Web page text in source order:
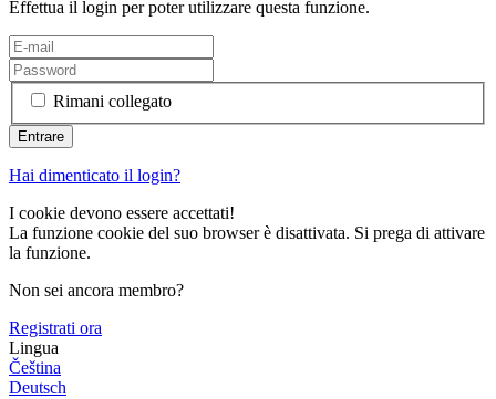
Effettua il login per poter utilizzare questa funzione.
Rimani collegato
Hai dimenticato il login?
I cookie devono essere accettati!
La funzione cookie del suo browser è disattivata. Si prega di attivare
la funzione.
Non sei ancora membro?
Registrati ora
Lingua
Čeština
Deutsch